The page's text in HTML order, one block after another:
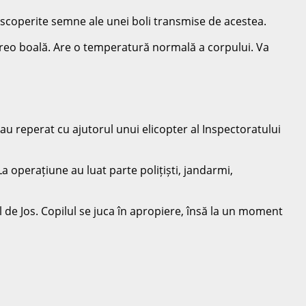
semne ale unei boli transmise de acestea.
boală. Are o temperatură normală a corpului. Va
reperat cu ajutorul unui elicopter al Inspectoratului
operațiune au luat parte polițiști, jandarmi,
Jos. Copilul se juca în apropiere, însă la un moment